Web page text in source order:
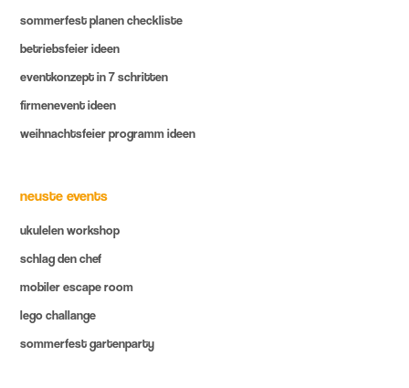
sommerfest planen checkliste
betriebsfeier ideen
eventkonzept in 7 schritten
firmenevent ideen
weihnachtsfeier programm ideen
neuste events
ukulelen workshop
schlag den chef
mobiler escape room
lego challange
sommerfest gartenparty